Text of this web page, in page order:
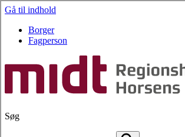
Gå til indhold
Borger
Fagperson
Søg